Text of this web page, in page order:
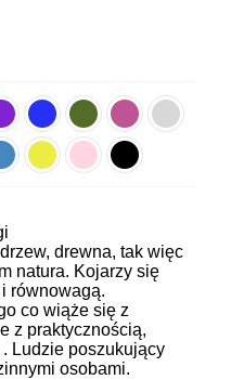
drewna, tak więc
natura. Kojarzy się
równowagą.
co wiąże się z
z praktycznością,
Ludzie poszukujący
osobami.